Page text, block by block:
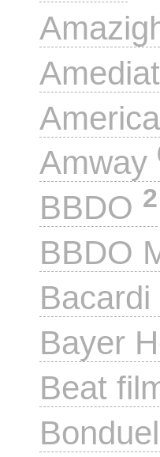
Amway
BBDO 2
BBDO
Bacardi
Bayer
Beat